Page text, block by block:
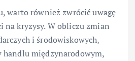
warto również zwrócić uwagę
na kryzysy. W obliczu zmian
i środowiskowych,
handlu międzynarodowym,